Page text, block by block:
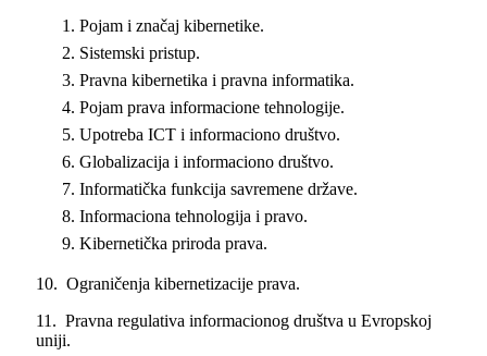
Pojam i značaj kibernetike.
Sistemski pristup.
Pravna kibernetika i pravna informatika.
Pojam prava informacione tehnologije.
Upotreba ICT i informaciono društvo.
Globalizacija i informaciono društvo.
Informatička funkcija savremene države.
Informaciona tehnologija i pravo.
Kibernetička priroda prava.
10. Ograničenja kibernetizacije prava.
11. Pravna regulativa informacionog društva u Evropskoj
uniji.